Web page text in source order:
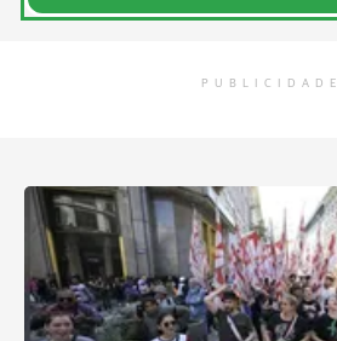
PUBLICIDADE